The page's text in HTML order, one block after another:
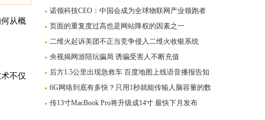
从概
不仅
诺领科技CEO：中国会成为全球物联网产业领跑者
页面的重复度过高也是网站降权的因素之一
二维火起诉美团不正当竞争侵入二维火收银系统
央视揭网游陪玩骗局 诱骗受害人不断充值
后方1.5公里出现急救车 百度地图上线语音播报告知
6G网络到底有多快？只用1秒就能传输人脑容量的数
传13寸MacBook Pro将升级成14寸 最快下月发布